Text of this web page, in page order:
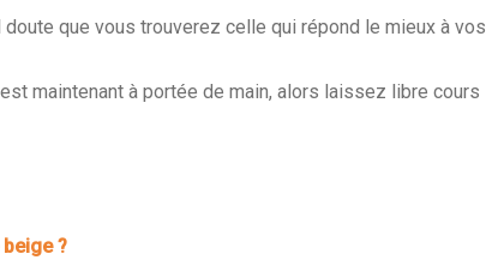
que vous trouverez celle qui répond le mieux à vos
maintenant à portée de main, alors laissez libre cours
?